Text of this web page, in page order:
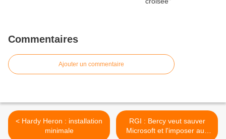
Commentaires
Ajouter un commentaire
< Hardy Heron : installation
minimale
RGI : Bercy veut sauver
Microsoft et l'imposer aux